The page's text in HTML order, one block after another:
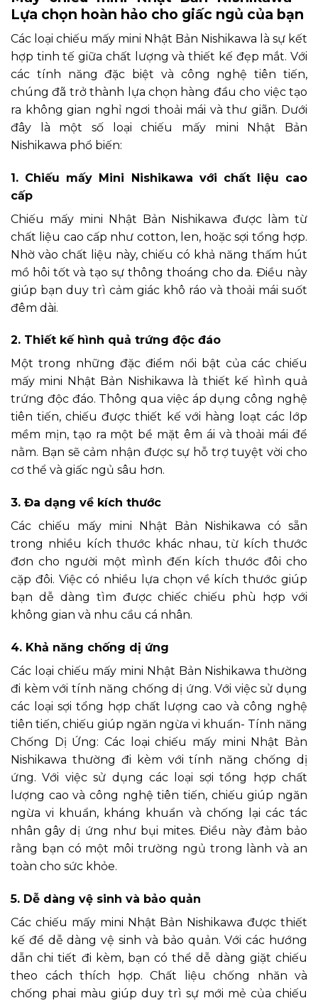
Lựa chọn hoàn hảo cho giấc ngủ của bạn
Các loại chiếu mấy mini Nhật Bản Nishikawa là sự kết
hợp tinh tế giữa chất lượng và thiết kế đẹp mắt. Với
các tính năng đặc biệt và công nghệ tiên tiến,
chúng đã trở thành lựa chọn hàng đầu cho việc tạo
ra không gian nghỉ ngơi thoải mái và thư giãn. Dưới
đây là một số loại chiếu mấy mini Nhật Bản
Nishikawa phổ biến:
1. Chiếu mấy Mini Nishikawa với chất liệu cao
cấp
Chiếu mấy mini Nhật Bản Nishikawa được làm từ
chất liệu cao cấp như cotton, len, hoặc sợi tổng hợp.
Nhờ vào chất liệu này, chiếu có khả năng thấm hút
mồ hôi tốt và tạo sự thông thoáng cho da. Điều này
giúp bạn duy trì cảm giác khô ráo và thoải mái suốt
đêm dài.
2. Thiết kế hình quả trứng độc đáo
Một trong những đặc điểm nổi bật của các chiếu
mấy mini Nhật Bản Nishikawa là thiết kế hình quả
trứng độc đáo. Thông qua việc áp dụng công nghệ
tiên tiến, chiếu được thiết kế với hàng loạt các lớp
mềm mịn, tạo ra một bề mặt êm ái và thoải mái để
nằm. Bạn sẽ cảm nhận được sự hỗ trợ tuyệt vời cho
cơ thể và giấc ngủ sâu hơn.
3. Đa dạng về kích thước
Các chiếu mấy mini Nhật Bản Nishikawa có sẵn
trong nhiều kích thước khác nhau, từ kích thước
đơn cho người một mình đến kích thước đôi cho
cặp đôi. Việc có nhiều lựa chọn về kích thước giúp
bạn dễ dàng tìm được chiếc chiếu phù hợp với
không gian và nhu cầu cá nhân.
4. Khả năng chống dị ứng
Các loại chiếu mấy mini Nhật Bản Nishikawa thường
đi kèm với tính năng chống dị ứng. Với việc sử dụng
các loại sợi tổng hợp chất lượng cao và công nghệ
tiên tiến, chiếu giúp ngăn ngừa vi khuẩn- Tính năng
Chống Dị Ứng: Các loại chiếu mấy mini Nhật Bản
Nishikawa thường đi kèm với tính năng chống dị
ứng. Với việc sử dụng các loại sợi tổng hợp chất
lượng cao và công nghệ tiên tiến, chiếu giúp ngăn
ngừa vi khuẩn, kháng khuẩn và chống lại các tác
nhân gây dị ứng như bụi mites. Điều này đảm bảo
rằng bạn có một môi trường ngủ trong lành và an
toàn cho sức khỏe.
5. Dễ dàng vệ sinh và bảo quản
Các chiếu mấy mini Nhật Bản Nishikawa được thiết
kế để dễ dàng vệ sinh và bảo quản. Với các hướng
dẫn chi tiết đi kèm, bạn có thể dễ dàng giặt chiếu
theo cách thích hợp. Chất liệu chống nhăn và
chống phai màu giúp duy trì sự mới mẻ của chiếu